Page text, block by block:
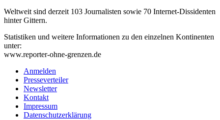
Weltweit sind derzeit 103 Journalisten sowie 70 Internet-Dissidenten
hinter Gittern.
Statistiken und weitere Informationen zu den einzelnen Kontinenten
unter:
www.reporter-ohne-grenzen.de
Anmelden
Presseverteiler
Newsletter
Kontakt
Impressum
Datenschutzerklärung